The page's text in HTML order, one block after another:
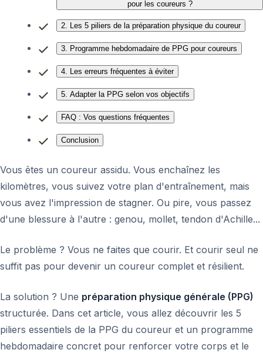
pour les coureurs ?
2. Les 5 piliers de la préparation physique du coureur
3. Programme hebdomadaire de PPG pour coureurs
4. Les erreurs fréquentes à éviter
5. Adapter la PPG selon vos objectifs
FAQ : Vos questions fréquentes
Conclusion
Vous êtes un coureur assidu. Vous enchaînez les
kilomètres, vous suivez votre plan d'entraînement, mais
vous avez l'impression de stagner. Ou pire, vous passez
d'une blessure à l'autre : genou, mollet, tendon d'Achille...
Le problème ? Vous ne faites que courir. Et courir seul ne
suffit pas pour devenir un coureur complet et résilient.
La solution ? Une préparation physique générale (PPG)
structurée. Dans cet article, vous allez découvrir les 5
piliers essentiels de la PPG du coureur et un programme
hebdomadaire concret pour renforcer votre corps et le